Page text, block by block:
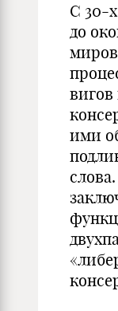
С 30-х
до
ими